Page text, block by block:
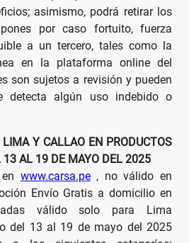
asimismo, podrá retirar los
por caso fortuito, fuerza
a un tercero, tales como la
en la plataforma online del
son sujetos a revisión y pueden
detecta algún uso indebido o
LIMA Y CALLAO EN PRODUCTOS
13 AL 19 DE MAYO DEL 2025
www.carsa.pe, no válido en
Envío Gratis a domicilio en
válido solo para Lima
del 13 al 19 de mayo del 2025